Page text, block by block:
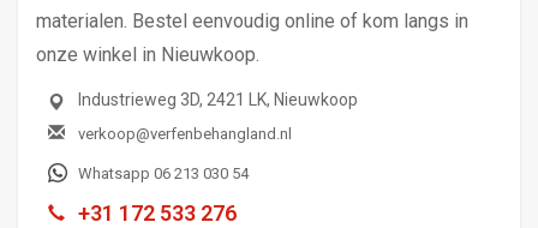
materialen. Bestel eenvoudig online of kom langs in
onze winkel in Nieuwkoop.
Industrieweg 3D, 2421 LK, Nieuwkoop
verkoop@verfenbehangland.nl
Whatsapp 06 213 030 54
+31 172 533 276